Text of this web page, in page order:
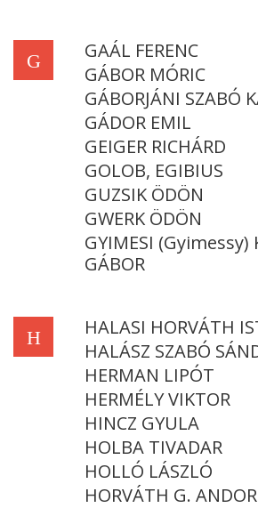
G
GAÁL FERENC
GÁBOR MÓRIC
GÁBORJÁNI SZABÓ
GÁDOR EMIL
GEIGER RICHÁRD
GOLOB, EGIBIUS
GUZSIK ÖDÖN
GWERK ÖDÖN
GYIMESI (Gyimessy)
GÁBOR
H
HALASI HORVÁTH
HALÁSZ SZABÓ
HERMAN LIPÓT
HERMÉLY VIKTOR
HINCZ GYULA
HOLBA TIVADAR
HOLLÓ LÁSZLÓ
HORVÁTH G. ANDOR